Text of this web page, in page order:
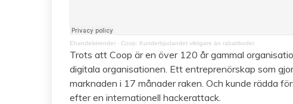
Ehandelstrender · Coop: Kunderbjudandet viktigare än rabattkoder
Trots att Coop är en över 120 år gammal
digitala organisationen. Ett entreprenörskap som
marknaden i 17 månader raken. Och kunde rädda
efter en internationell hackerattack.